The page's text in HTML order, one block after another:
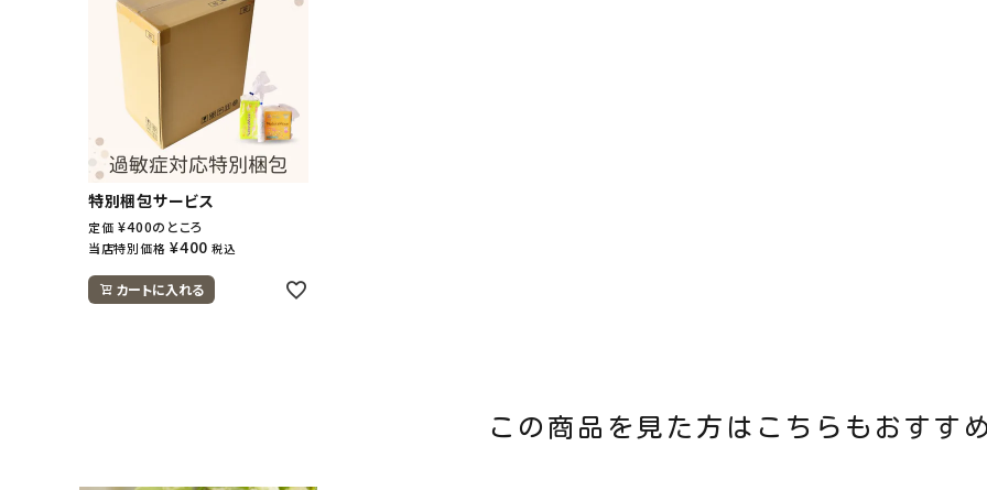
特別梱包サービス
定価 ¥400のところ
当店特別価格 ¥400 税込
カートに入れる
この商品を見た方はこちらもおすす